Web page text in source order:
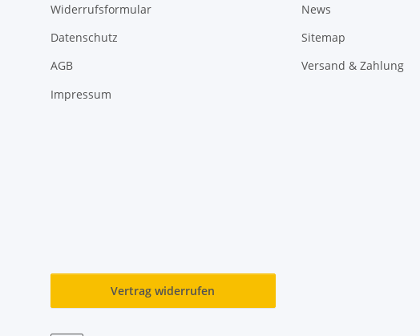
Widerrufsformular
Datenschutz
AGB
Impressum
News
Sitemap
Versand & Zahlung
Vertrag widerrufen